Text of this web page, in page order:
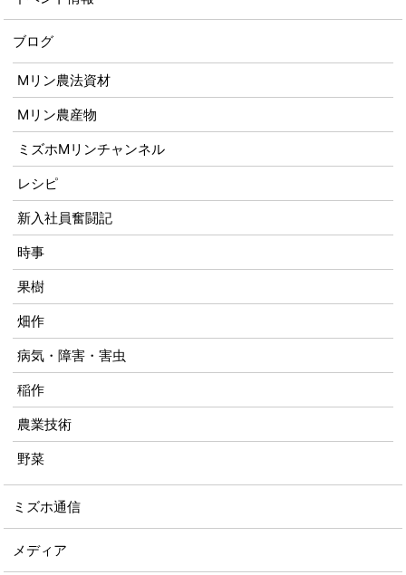
ブログ
Mリン農法資材
Mリン農産物
ミズホMリンチャンネル
レシピ
新入社員奮闘記
時事
果樹
畑作
病気・障害・害虫
稲作
農業技術
野菜
ミズホ通信
メディア